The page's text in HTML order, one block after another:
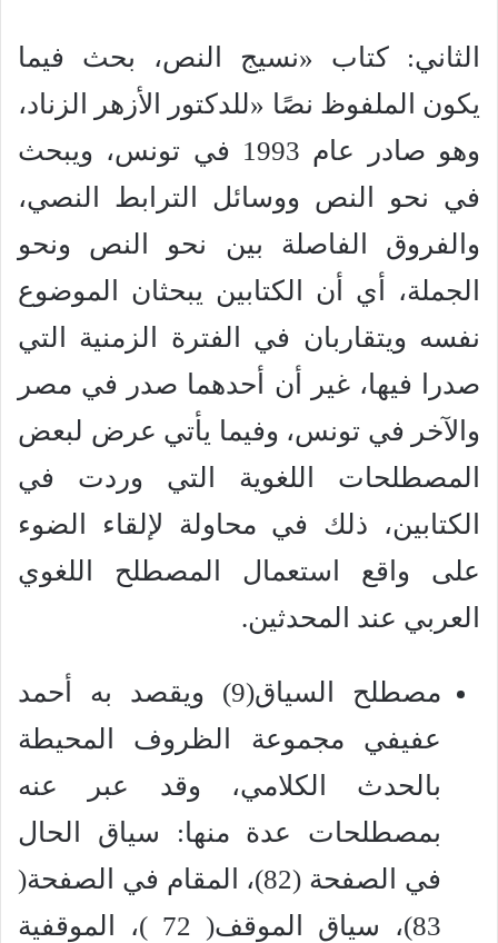
الثاني: كتاب «نسيج النص، بحث فيما
يكون الملفوظ نصًا «للدكتور الأزهر الزناد،
وهو صادر عام 1993 في تونس، ويبحث
في نحو النص ووسائل الترابط النصي،
والفروق الفاصلة بين نحو النص ونحو
الجملة، أي أن الكتابين يبحثان الموضوع
نفسه ويتقاربان في الفترة الزمنية التي
صدرا فيها، غير أن أحدهما صدر في مصر
والآخر في تونس، وفيما يأتي عرض لبعض
المصطلحات اللغوية التي وردت في
الكتابين، ذلك في محاولة لإلقاء الضوء
على واقع استعمال المصطلح اللغوي
العربي عند المحدثين.
مصطلح السياق(9) ويقصد به أحمد
عفيفي مجموعة الظروف المحيطة
بالحدث الكلامي، وقد عبر عنه
بمصطلحات عدة منها: سياق الحال
في الصفحة (82)، المقام في الصفحة(
83)، سياق الموقف( 72 )، الموقفية